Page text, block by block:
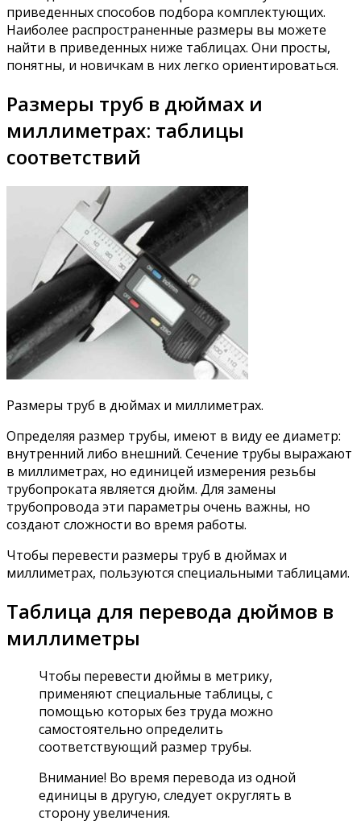
приведенных способов подбора комплектующих.
Наиболее распространенные размеры вы можете
найти в приведенных ниже таблицах. Они просты,
понятны, и новичкам в них легко ориентироваться.
Размеры труб в дюймах и
миллиметрах: таблицы
соответствий
Размеры труб в дюймах и миллиметрах.
Определяя размер трубы, имеют в виду ее диаметр:
внутренний либо внешний. Сечение трубы выражают
в миллиметрах, но единицей измерения резьбы
трубопроката является дюйм. Для замены
трубопровода эти параметры очень важны, но
создают сложности во время работы.
Чтобы перевести размеры труб в дюймах и
миллиметрах, пользуются специальными таблицами.
Таблица для перевода дюймов в
миллиметры
Чтобы перевести дюймы в метрику,
применяют специальные таблицы, с
помощью которых без труда можно
самостоятельно определить
соответствующий размер трубы.
Внимание! Во время перевода из одной
единицы в другую, следует округлять в
сторону увеличения.